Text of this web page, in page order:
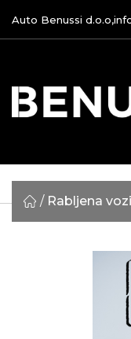
Auto Benussi d.o.o,
Rabljena